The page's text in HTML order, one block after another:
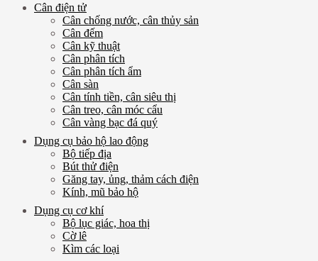
Cân điện tử
Cân chống nước, cân thủy sản
Cân đếm
Cân kỹ thuật
Cân phân tích
Cân phân tích ẩm
Cân sàn
Cân tính tiền, cân siêu thị
Cân treo, cân móc cẩu
Cân vàng bạc đá quý
Dụng cụ bảo hộ lao động
Bộ tiếp địa
Bút thử điện
Găng tay, ủng, thảm cách điện
Kính, mũ bảo hộ
Dụng cụ cơ khí
Bộ lục giác, hoa thị
Cờ lê
Kìm các loại